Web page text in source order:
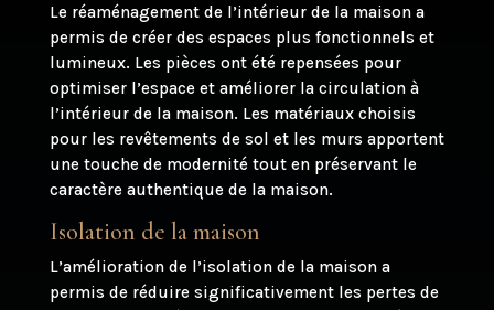
Le réaménagement de l’intérieur de la maison a
permis de créer des espaces plus fonctionnels et
lumineux. Les pièces ont été repensées pour
optimiser l’espace et améliorer la circulation à
l’intérieur de la maison. Les matériaux choisis
pour les revêtements de sol et les murs apportent
une touche de modernité tout en préservant le
caractère authentique de la maison.
Isolation de la maison
L’amélioration de l’isolation de la maison a
permis de réduire significativement les pertes de